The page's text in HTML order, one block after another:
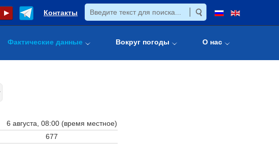
Контакты
Фактические данные Вокруг погоды О нас
6 августа, 08:00 (время местное)
677